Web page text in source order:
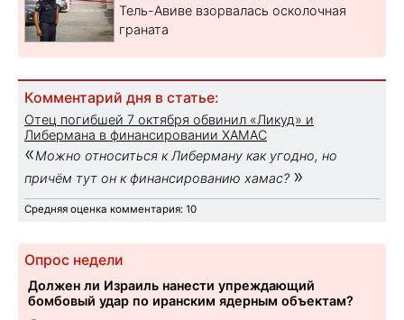
Тель-Авиве взорвалась осколочная
граната
Комментарий дня в статье:
Отец погибшей 7 октября обвинил «Ликуд» и
Либермана в финансировании ХАМАС
«Можно относиться к Либерману как угодно, но
причём тут он к финансированию хамас? »
Средняя оценка комментария: 10
Опрос недели
Должен ли Израиль нанести упреждающий
бомбовый удар по иранским ядерным объектам?